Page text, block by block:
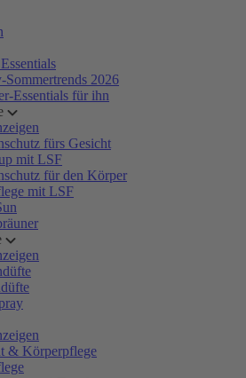
Sommertrends 2026
Essentials für ihn
fürs Gesicht
mit LSF
für den Körper
mit LSF
& Körperpflege